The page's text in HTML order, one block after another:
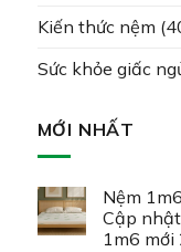
Kiến thức nệm
Sức khỏe giấc
MỚI NHẤT
Nệm
Cập
1m6 mới